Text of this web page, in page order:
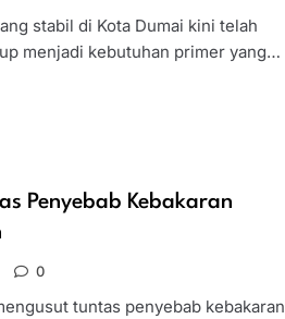
stabil di Kota Dumai kini telah
menjadi kebutuhan primer yang…
Penyebab Kebakaran
0
tuntas penyebab kebakaran